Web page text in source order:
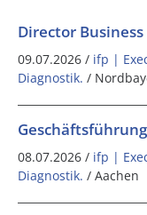
Director
09.07.2026 / ifp |
Diagnostik. /
Geschäftsführung
08.07.2026 / ifp |
Diagnostik. / Aachen